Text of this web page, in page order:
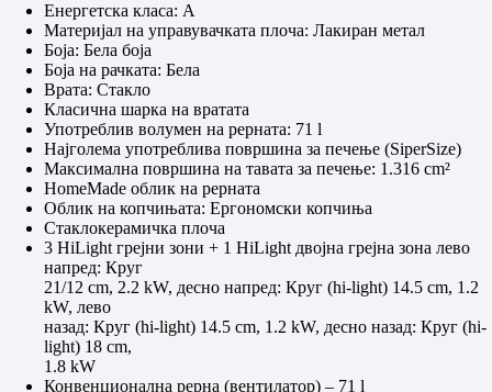
Енергетска класа: А
Материјал на управувачката плоча: Лакиран метал
Боја: Бела боја
Боја на рачката: Бела
Врата: Стакло
Класична шарка на вратата
Употреблив волумен на рерната: 71 l
Најголема употреблива површина за печење (SiperSize)
Максимална површина на тавата за печење: 1.316 cm²
HomeMade облик на рерната
Облик на копчињата: Ергономски копчиња
Стаклокерамичка плоча
3 HiLight грејни зони + 1 HiLight двојна грејна зона лево
напред: Круг
21/12 cm, 2.2 kW, десно напред: Круг (hi-light) 14.5 cm, 1.2
kW, лево
назад: Круг (hi-light) 14.5 cm, 1.2 kW, десно назад: Круг (hi-
light) 18 cm,
1.8 kW
Конвенционална рерна (вентилатор) – 71 l